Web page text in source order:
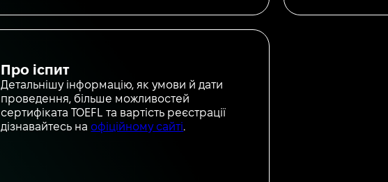
Про іспит
Детальнішу інформацію, як умови й дати
проведення, більше можливостей
сертифіката TOEFL та вартість реєстрації
дізнавайтесь на офіційному сайті.